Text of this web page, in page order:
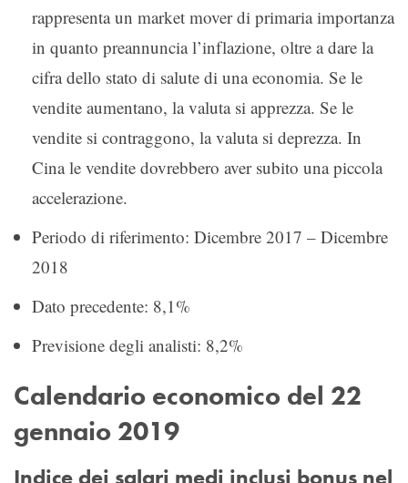
rappresenta un market mover di primaria importanza
in quanto preannuncia l’inflazione, oltre a dare la
cifra dello stato di salute di una economia. Se le
vendite aumentano, la valuta si apprezza. Se le
vendite si contraggono, la valuta si deprezza. In
Cina le vendite dovrebbero aver subito una piccola
accelerazione.
Periodo di riferimento: Dicembre 2017 – Dicembre
2018
Dato precedente: 8,1%
Previsione degli analisti: 8,2%
Calendario economico del 22
gennaio 2019
Indice dei salari medi inclusi bonus nel